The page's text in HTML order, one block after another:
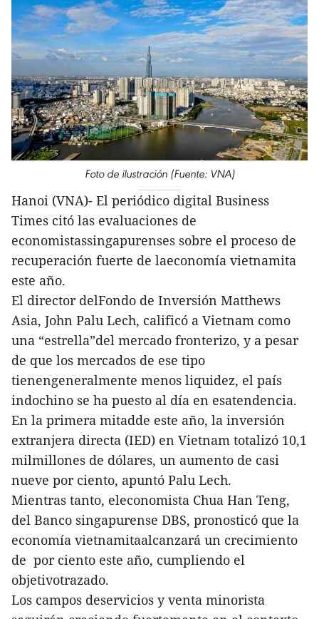
Foto de ilustración (Fuente: VNA)
Hanoi (VNA)- El periódico digital Business
Times citó las evaluaciones de
economistassingapurenses sobre el proceso de
recuperación fuerte de laeconomía vietnamita
este año.
El director delFondo de Inversión Matthews
Asia, John Palu Lech, calificó a Vietnam como
una “estrella”del mercado fronterizo, y a pesar
de que los mercados de ese tipo
tienengeneralmente menos liquidez, el país
indochino se ha puesto al día en esatendencia.
En la primera mitadde este año, la inversión
extranjera directa (IED) en Vietnam totalizó 10,1
milmillones de dólares, un aumento de casi
nueve por ciento, apuntó Palu Lech.
Mientras tanto, eleconomista Chua Han Teng,
del Banco singapurense DBS, pronosticó que la
economía vietnamitaalcanzará un crecimiento
de por ciento este año, cumpliendo el
objetivotrazado.
Los campos deservicios y venta minorista